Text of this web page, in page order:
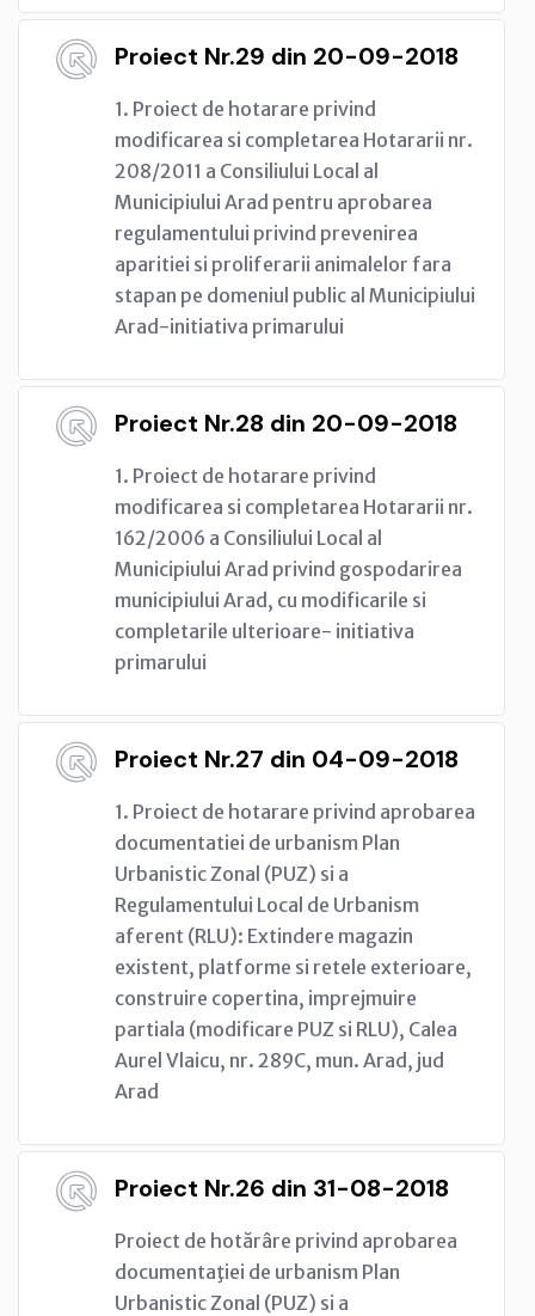
Proiect Nr.29 din 20-09-2018
1. Proiect de hotarare privind
modificarea si completarea Hotararii nr.
208/2011 a Consiliului Local al
Municipiului Arad pentru aprobarea
regulamentului privind prevenirea
aparitiei si proliferarii animalelor fara
stapan pe domeniul public al Municipiului
Arad-initiativa primarului
Proiect Nr.28 din 20-09-2018
1. Proiect de hotarare privind
modificarea si completarea Hotararii nr.
162/2006 a Consiliului Local al
Municipiului Arad privind gospodarirea
municipiului Arad, cu modificarile si
completarile ulterioare- initiativa
primarului
Proiect Nr.27 din 04-09-2018
1. Proiect de hotarare privind aprobarea
documentatiei de urbanism Plan
Urbanistic Zonal (PUZ) si a
Regulamentului Local de Urbanism
aferent (RLU): Extindere magazin
existent, platforme si retele exterioare,
construire copertina, imprejmuire
partiala (modificare PUZ si RLU), Calea
Aurel Vlaicu, nr. 289C, mun. Arad, jud
Arad
Proiect Nr.26 din 31-08-2018
Proiect de hotărâre privind aprobarea
documentaţiei de urbanism Plan
Urbanistic Zonal (PUZ) si a